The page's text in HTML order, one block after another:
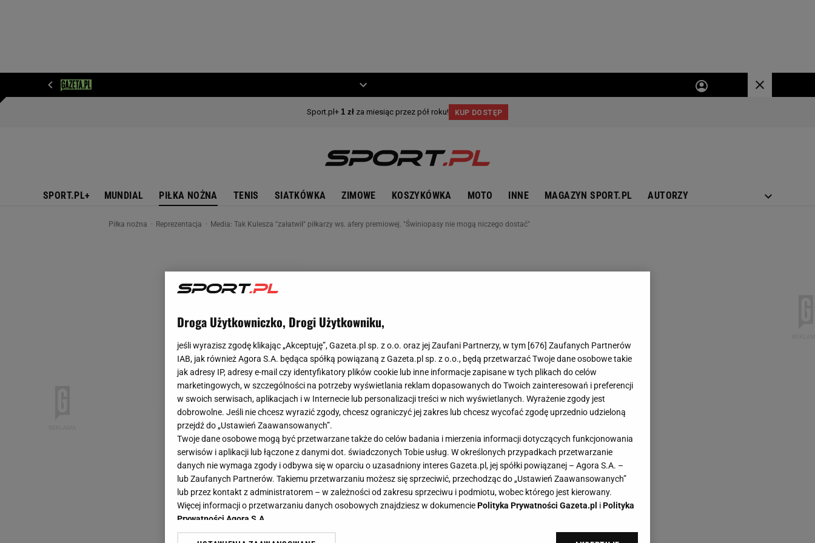
SPORT.PL+ MUNDIAL PIŁKA NOŻNA TENIS SIATKÓWKA ZIMOWE KOSZYKÓWKA MOTO INNE MAGAZYN SPORT.PL AUTORZY
Piłka nożna Reprezentacja Media: Tak Kulesza "załatwił" piłkarzy ws. afery premiowej. "Świniopasy nie mogą niczego dostać"
Droga Użytkowniczko, Drogi Użytkowniku,
jeśli wyrazisz zgodę klikając „Akceptuję”, Gazeta.pl sp. z o.o. oraz jej Zaufani Partnerzy, w tym [676] Zaufanych Partnerów
IAB, jak również Agora S.A. będąca spółką powiązaną z Gazeta.pl sp. z o.o., będą przetwarzać Twoje dane osobowe takie
jak adresy IP, adresy e-mail czy identyfikatory plików cookie lub inne informacje zapisane w tych plikach do celów
marketingowych, w szczególności na potrzeby wyświetlania reklam dopasowanych do Twoich zainteresowań i preferencji
w swoich serwisach, aplikacjach i w Internecie lub personalizacji treści w nich wyświetlanych. Wyrażenie zgody jest
dobrowolne. Jeśli nie chcesz wyrazić zgody, chcesz ograniczyć jej zakres lub chcesz wycofać zgodę uprzednio udzieloną
przejdź do „Ustawień Zaawansowanych”.
Twoje dane osobowe mogą być przetwarzane także do celów badania i mierzenia informacji dotyczących funkcjonowania
serwisów i aplikacji lub łączone z danymi dot. świadczonych Tobie usług. W określonych przypadkach przetwarzanie
danych nie wymaga zgody i odbywa się w oparciu o uzasadniony interes Gazeta.pl, jej spółki powiązanej – Agora S.A. –
lub Zaufanych Partnerów. Takiemu przetwarzaniu możesz się sprzeciwić, przechodząc do „Ustawień Zaawansowanych”
lub przez kontakt z administratorem – w zależności od zakresu sprzeciwu i podmiotu, wobec którego jest kierowany.
Więcej informacji o przetwarzaniu danych osobowych znajdziesz w dokumenciePolityka Prywatności Gazeta.pl iPolityka
Prywatności Agora S.A.